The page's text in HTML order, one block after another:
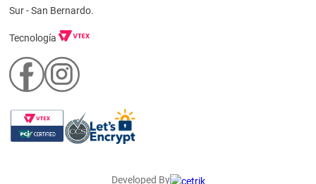
Sur - San Bernardo.
Tecnología
Developed By